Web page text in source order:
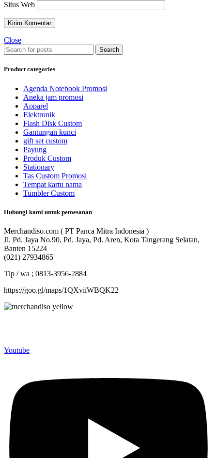
Situs Web
Close
Search
Product categories
Agenda Notebook Promosi
Aneka jam promosi
Apparel
Elektronik
Flash Disk Custom
Gantungan kunci
gift set custom
Payung
Produk Custom
Stationary
Tas Custom Promosi
Tempat kartu nama
Tumbler Custom
Hubungi kami untuk pemesanan
Merchandiso.com ( PT Panca Mitra Indonesia )
Jl. Pd. Jaya No.90, Pd. Jaya, Pd. Aren, Kota Tangerang Selatan,
Banten 15224
(021) 27934865
Tlp / wa ; 0813-3956-2884
https://goo.gl/maps/1QXviiWBQK22
Youtube